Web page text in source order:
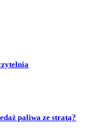
paliwa ze stratą?